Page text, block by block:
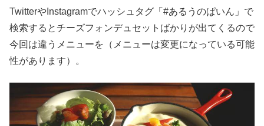
TwitterやInstagramでハッシュタグ「#あるうのぱいん」で
検索するとチーズフォンデュセットばかりが出てくるので
今回は違うメニューを（メニューは変更になっている可能
性があります）。